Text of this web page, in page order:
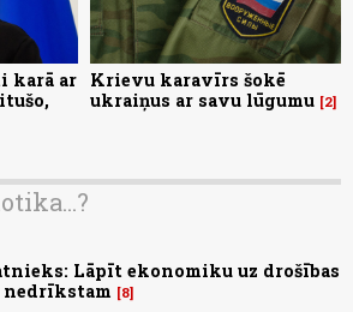
karā ar
Krievu karavīrs šokē
ukraiņus ar savu lūgumu 2
Lāpīt ekonomiku uz drošības
nedrīkstam
8